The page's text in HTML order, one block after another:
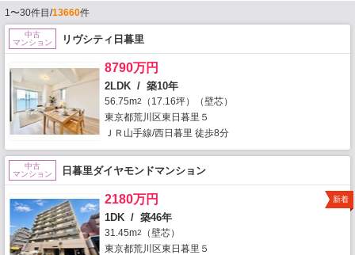
1〜30件目/13660件
中古
マンション
リヴシティ日暮里
8790万円
2LDK / 築10年
56.75m2
（17.16坪）（壁芯）
東京都荒川区東日暮里５
ＪＲ山手線/西日暮里 徒歩8分
中古
マンション
日暮里ダイヤモンドマンション
2180万円
1DK / 築46年
31.45m2
（壁芯）
東京都荒川区東日暮里５
新着